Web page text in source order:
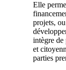
Elle
projets,
intègre
et
parties